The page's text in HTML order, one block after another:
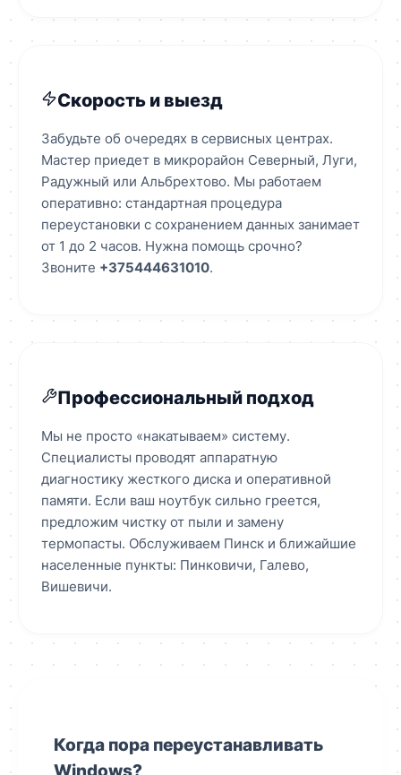
Скорость и выезд
Забудьте об очередях в сервисных центрах.
Мастер приедет в микрорайон Северный, Луги,
Радужный или Альбрехтово. Мы работаем
оперативно: стандартная процедура
переустановки с сохранением данных занимает
от 1 до 2 часов. Нужна помощь срочно?
Звоните +375444631010.
Профессиональный подход
Мы не просто «накатываем» систему.
Специалисты проводят аппаратную
диагностику жесткого диска и оперативной
памяти. Если ваш ноутбук сильно греется,
предложим чистку от пыли и замену
термопасты. Обслуживаем Пинск и ближайшие
населенные пункты: Пинковичи, Галево,
Вишевичи.
Когда пора переустанавливать